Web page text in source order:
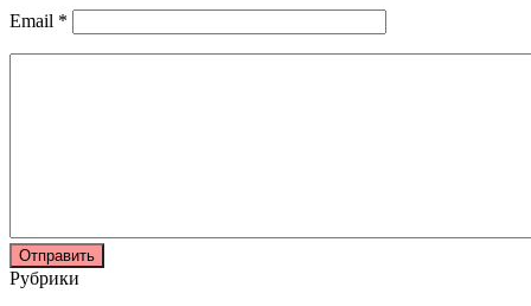
Email *
Рубрики